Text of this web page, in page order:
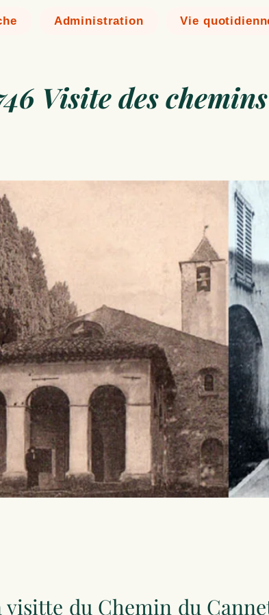
Administration Vie
Visite des
visitte du Chemin du